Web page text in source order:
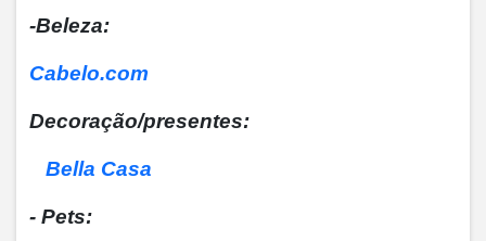
-Beleza:
Cabelo.com
Decoração/presentes:
Bella Casa
- Pets: